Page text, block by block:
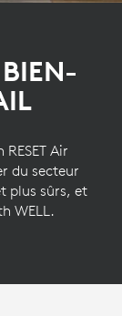
Air
du secteur
plus sûrs, et
WELL.